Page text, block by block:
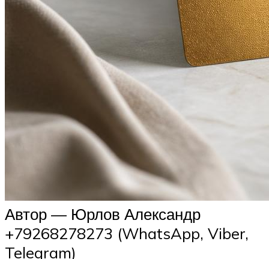
Автор — Юрлов Александр
+79268278273 (WhatsApp, Viber,
Telegram)